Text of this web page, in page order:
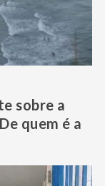
sobre a
quem é a